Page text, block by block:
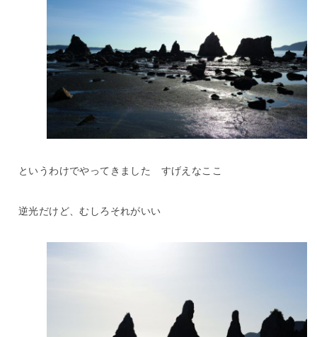
というわけでやってきました すげえなここ
逆光だけど、むしろそれがいい